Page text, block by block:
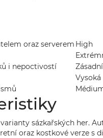
oraz serverem High
i nepoctivostí
Zásadní
Vysoká
sázkařských her.
oraz kostkové verze s